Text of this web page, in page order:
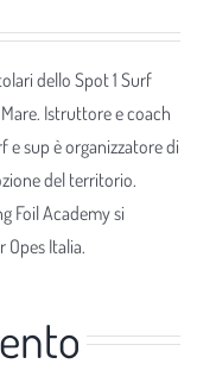
dello Spot 1 Surf
Istruttore e coach
sup è organizzatore di
del territorio.
Foil Academy si
Italia.